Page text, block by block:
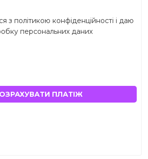
з політикою конфіденційності і даю
персональних даних
ПЛАТІЖ